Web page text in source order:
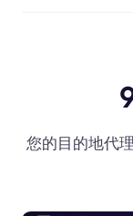
您的目的地代